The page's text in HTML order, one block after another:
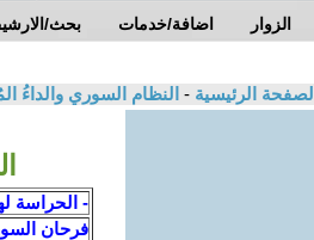
بحث/ اضافة/خدمات الزوار
الصفحة الرئيسية - النظام السوري
- الحراسة
فرحان